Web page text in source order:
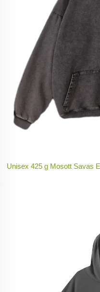
Unisex 425 g Mosott Savas